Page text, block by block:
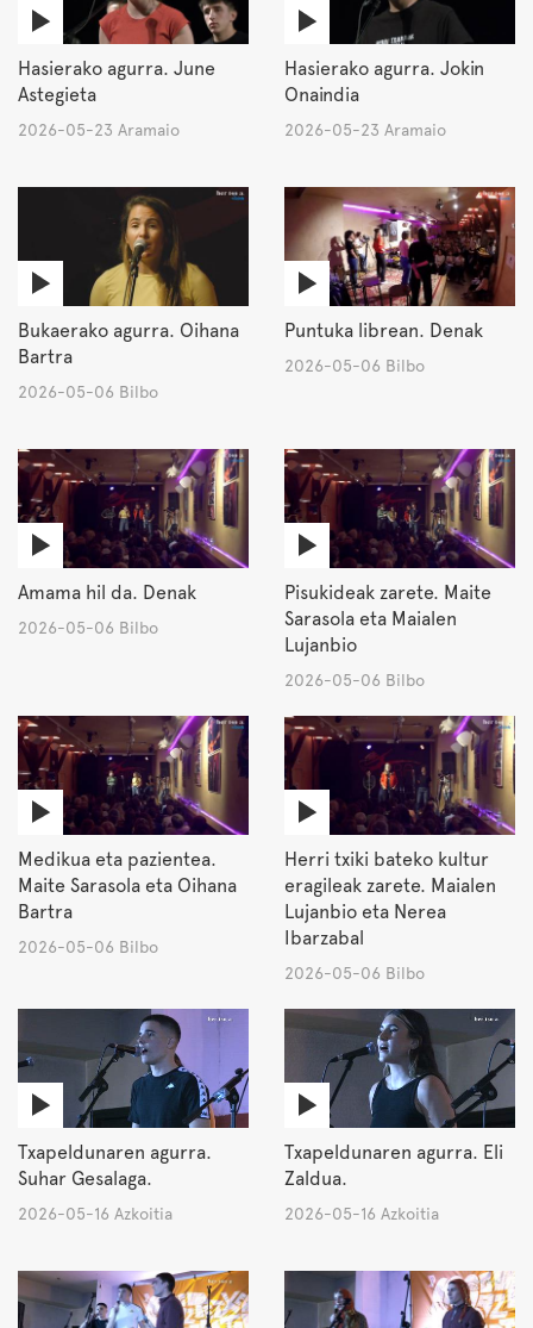
Hasierako agurra. June
Astegieta
2026-05-23 Aramaio
Hasierako agurra. Jokin
Onaindia
2026-05-23 Aramaio
Bukaerako agurra. Oihana
Bartra
2026-05-06 Bilbo
Puntuka librean. Denak
2026-05-06 Bilbo
Amama hil da. Denak
2026-05-06 Bilbo
Pisukideak zarete. Maite
Sarasola eta Maialen
Lujanbio
2026-05-06 Bilbo
Medikua eta pazientea.
Maite Sarasola eta Oihana
Bartra
2026-05-06 Bilbo
Herri txiki bateko kultur
eragileak zarete. Maialen
Lujanbio eta Nerea
Ibarzabal
2026-05-06 Bilbo
Txapeldunaren agurra.
Suhar Gesalaga.
2026-05-16 Azkoitia
Txapeldunaren agurra. Eli
Zaldua.
2026-05-16 Azkoitia